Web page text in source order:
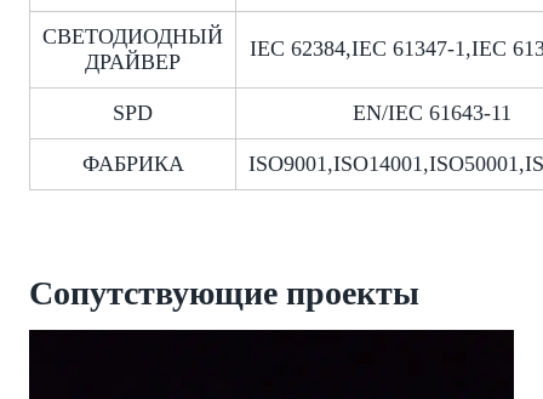
СВЕТОДИОДНЫЙ
ДРАЙВЕР
IEC 62384,IEC 61347-1,IEC
SPD EN/IEC 61643-11
ФАБРИКА
Сопутствующие проекты